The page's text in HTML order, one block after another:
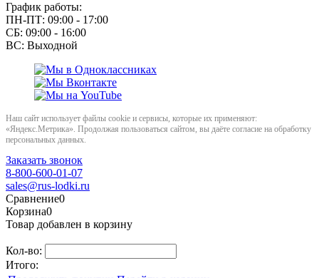
График работы:
ПН-ПТ: 09:00 - 17:00
СБ: 09:00 - 16:00
ВС: Выходной
Наш сайт использует файлы cookie и сервисы, которые их применяют:
«Яндекс.Метрика». Продолжая пользоваться сайтом, вы даёте согласие на обработку
персональных данных.
Заказать звонок
8-800-600-01-07
sales@rus-lodki.ru
Сравнение0
Корзина0
Товар добавлен в корзину
Кол-во:
Итого: